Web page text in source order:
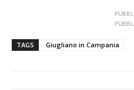
TAGS Giugliano in Campania